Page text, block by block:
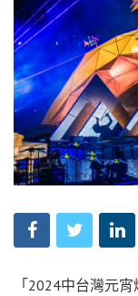
「2024中台灣元